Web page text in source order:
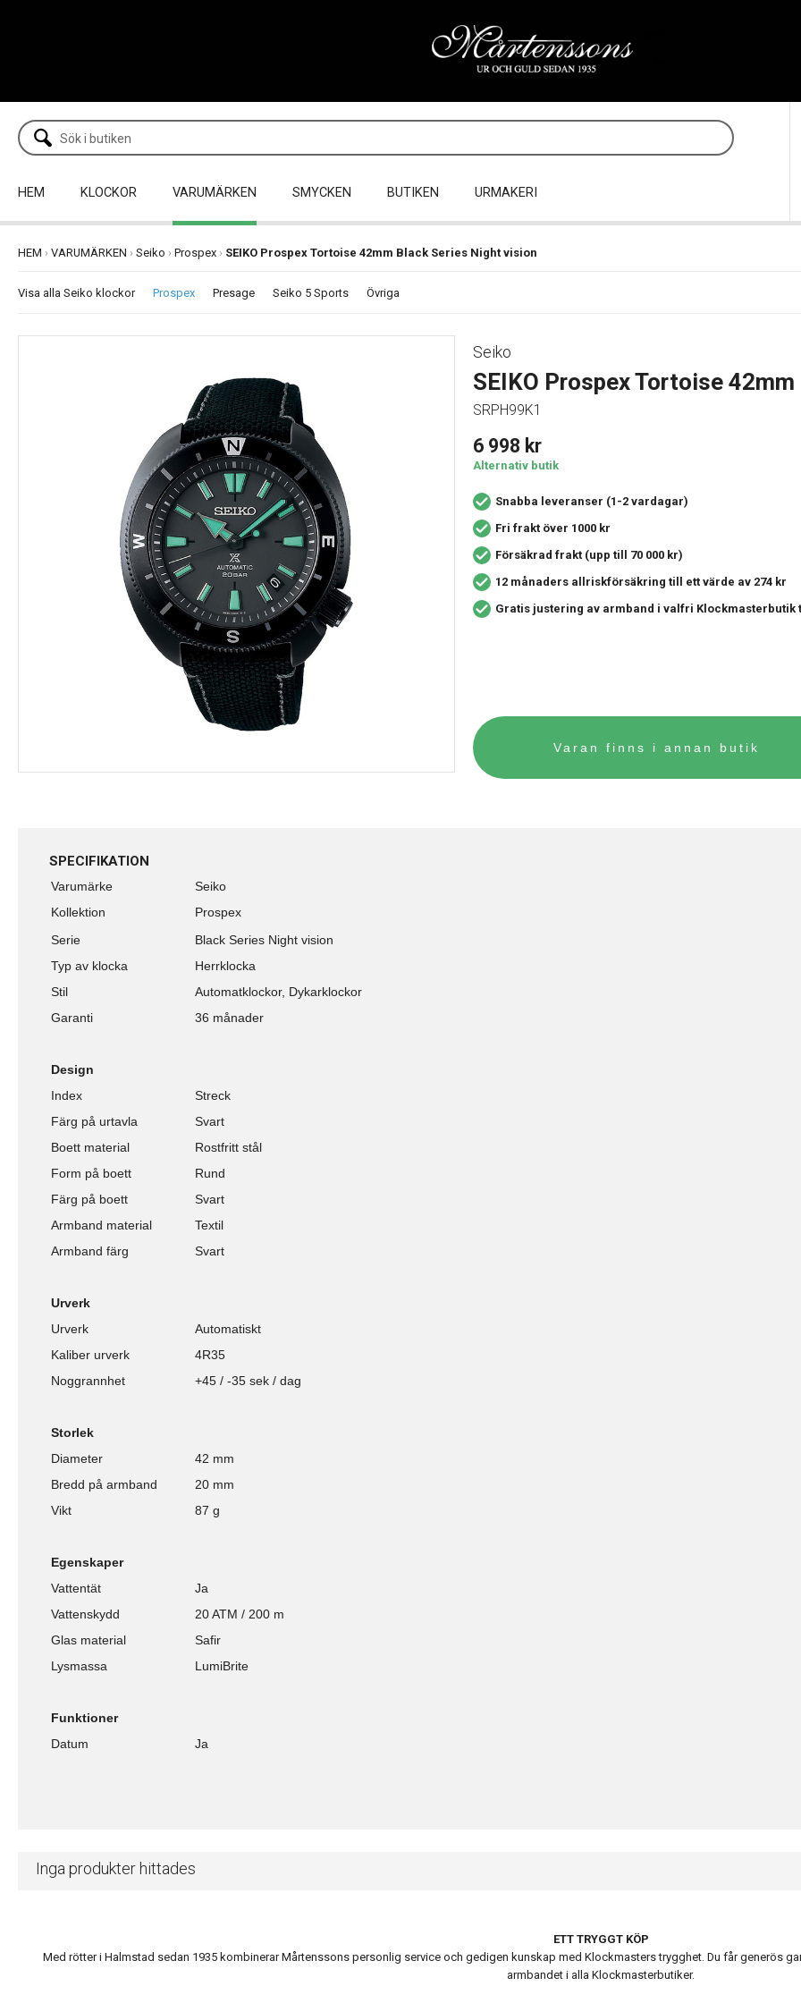
HEM KLOCKOR VARUMÄRKEN SMYCKEN BUTIKEN URMAKERI
HEM › VARUMÄRKEN › Seiko › Prospex › SEIKO Prospex Tortoise 42mm Black Series Night vision
Visa alla Seiko klockor Prospex Presage Seiko 5 Sports Övriga
Seiko
SEIKO Prospex Tortoise
SRPH99K1
6 998 kr
Alternativ butik
Snabba leveranser (1-2 vardagar)
Fri frakt över 1000 kr
Försäkrad frakt (upp till 70 000 kr)
12 månaders allriskförsäkring till ett värde av 274 kr
Gratis justering av armband i valfri Klockmasterbutik
SPECIFIKATION
Varumärke
Seiko
Kollektion
Prospex
Serie
Black Series Night vision
Typ av klocka
Herrklocka
Stil
Automatklockor, Dykarklockor
Garanti
36 månader
Design
Index
Streck
Färg på urtavla
Svart
Boett material
Rostfritt stål
Form på boett
Rund
Färg på boett
Svart
Armband material
Textil
Armband färg
Svart
Urverk
Urverk
Automatiskt
Kaliber urverk
4R35
Noggrannhet
+45 / -35 sek / dag
Storlek
Diameter
42 mm
Bredd på armband
20 mm
Vikt
87 g
Egenskaper
Vattentät
Ja
Vattenskydd
20 ATM / 200 m
Glas material
Safir
Lysmassa
LumiBrite
Funktioner
Datum
Ja
Inga produkter hittades
ETT TRYGGT KÖP
Med rötter i Halmstad sedan 1935 kombinerar Mårtenssons personlig service och gedigen kunskap med Klockmasters trygghet. Du får generös
armbandet i alla Klockmasterbutiker.